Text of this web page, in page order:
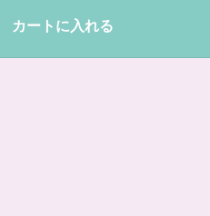
カートに入れる